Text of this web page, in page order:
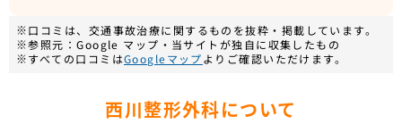
※口コミは、交通事故治療に関するものを抜粋・掲載しています。
※参照元：Google マップ・当サイトが独自に収集したもの
※すべての口コミはGoogleマップよりご確認いただけます。
西川整形外科について